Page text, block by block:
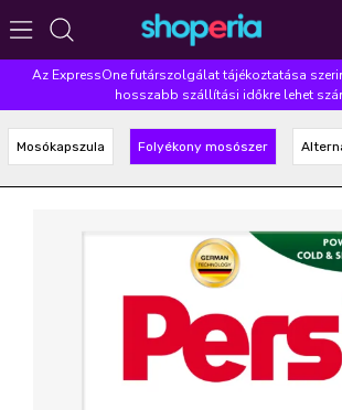
Népszerű kategóriák
Szépségápolás Élelmiszer Mosás
Takarítás Baba-mama Háztartás
Violeta Coccolino
Népszerű keresések
ariel lenor finish
Az ExpressOne futárszolgálat tájékoztatása
hosszabb szállítási időkre lehet
Mosókapszula Folyékony mosószer